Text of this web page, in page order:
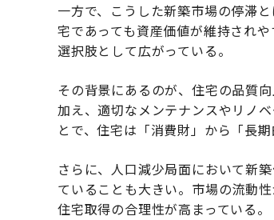
一方で、こうした新築市場の停滞
宅であっても資産価値が維持され
選択肢として広がっている。
その背景にあるのが、住宅の品質
加え、適切なメンテナンスやリノ
とで、住宅は「消費財」から「長
さらに、人口減少局面において新
ていることも大きい。市場の流動
住宅取得の合理性が高まっている。